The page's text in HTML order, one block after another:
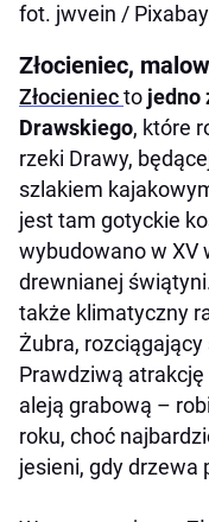
fot. jwvein /
Złocieniec,
Złocieniecto jedno
Drawskiego, które
rzeki Drawy,
szlakiem
jest tam gotyckie
wybudowano w XV
drewnianej
także klimatyczny
Żubra,
Prawdziwą
aleją grabową –
roku, choć
jesieni, gdy drzewa